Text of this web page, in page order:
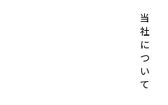
当
社
に
つ
い
て